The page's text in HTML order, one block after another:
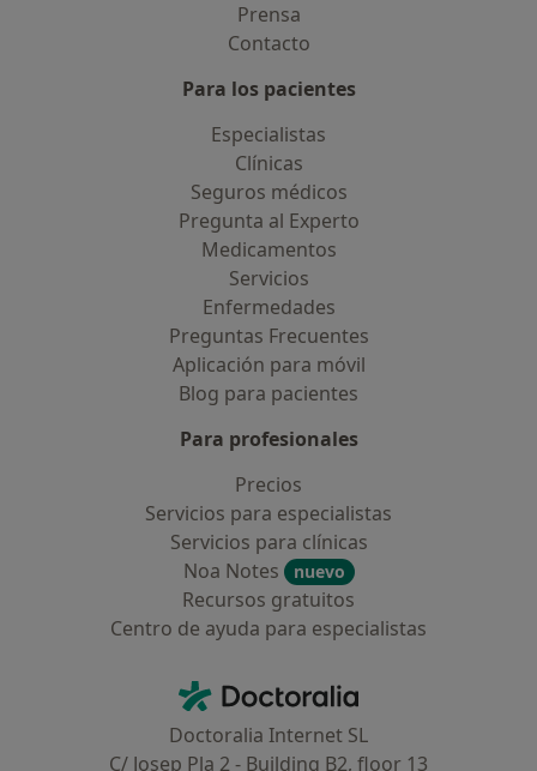
Prensa
Contacto
Para los pacientes
Especialistas
Clínicas
Seguros médicos
Pregunta al Experto
Medicamentos
Servicios
Enfermedades
Preguntas Frecuentes
Aplicación para móvil
Blog para pacientes
Para profesionales
Precios
Servicios para especialistas
Servicios para clínicas
Noa Notes
nuevo
Recursos gratuitos
Centro de ayuda para especialistas
Doctoralia - Página de inicio
Doctoralia Internet SL
C/ Josep Pla 2 - Building B2, floor 13